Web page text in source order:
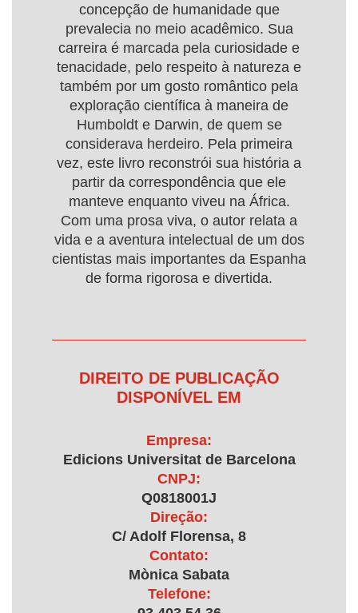
concepção de humanidade que
prevalecia no meio acadêmico. Sua
carreira é marcada pela curiosidade e
tenacidade, pelo respeito à natureza e
também por um gosto romântico pela
exploração científica à maneira de
Humboldt e Darwin, de quem se
considerava herdeiro. Pela primeira
vez, este livro reconstrói sua história a
partir da correspondência que ele
manteve enquanto viveu na África.
Com uma prosa viva, o autor relata a
vida e a aventura intelectual de um dos
cientistas mais importantes da Espanha
de forma rigorosa e divertida.
DIREITO DE PUBLICAÇÃO
DISPONÍVEL EM
Empresa:
Edicions Universitat de Barcelona
CNPJ:
Q0818001J
Direção:
C/ Adolf Florensa, 8
Contato:
Mònica Sabata
Telefone: